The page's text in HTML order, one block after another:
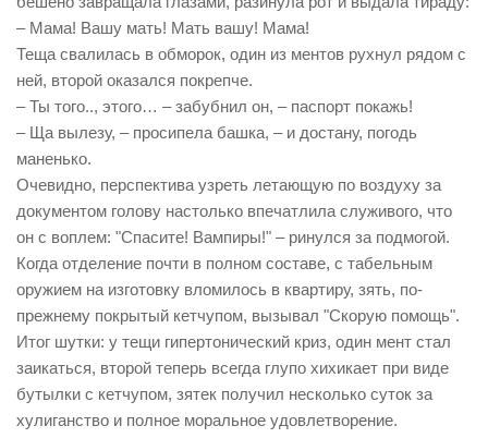
– Мама! Вашу мать! Мать вашу! Мама!
Теща свалилась в обморок, один из ментов рухнул рядом с
ней, второй оказался покрепче.
– Ты того.., этого… – забубнил он, – паспорт покажь!
– Ща вылезу, – просипела башка, – и достану, погодь
маненько.
Очевидно, перспектива узреть летающую по воздуху за
документом голову настолько впечатлила служивого, что
он с воплем: "Спасите! Вампиры!" – ринулся за подмогой.
Когда отделение почти в полном составе, с табельным
оружием на изготовку вломилось в квартиру, зять, по-
прежнему покрытый кетчупом, вызывал "Скорую помощь".
Итог шутки: у тещи гипертонический криз, один мент стал
заикаться, второй теперь всегда глупо хихикает при виде
бутылки с кетчупом, зятек получил несколько суток за
хулиганство и полное моральное удовлетворение.